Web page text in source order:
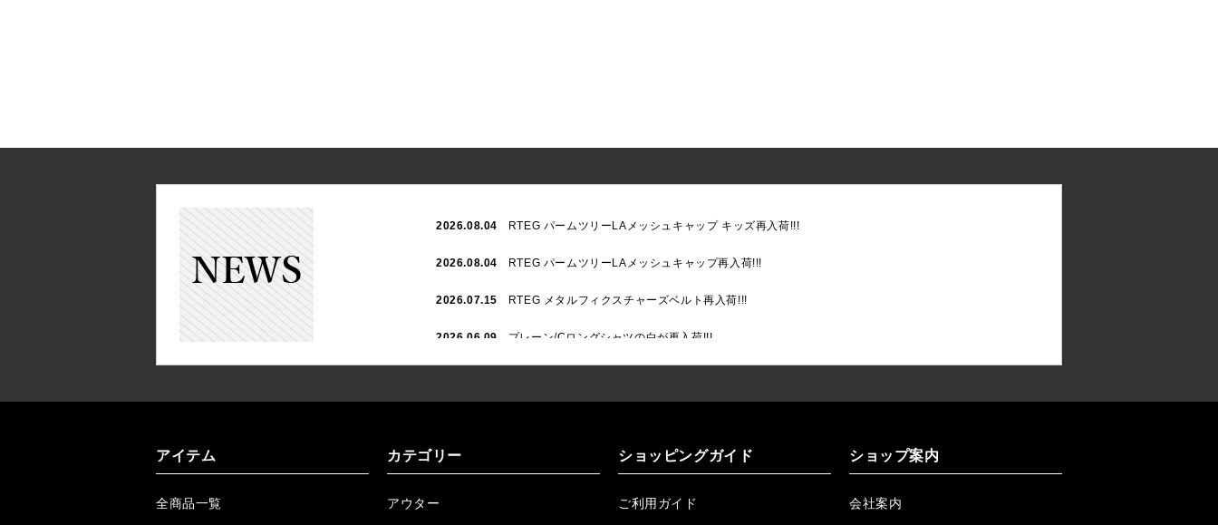
2026.08.04 RTEG パームツリーLAメッシュキャップ キッズ再入荷!!!
2026.08.04 RTEG パームツリーLAメッシュキャップ再入荷!!!
2026.07.15 RTEG メタルフィクスチャーズベルト再入荷!!!
2026.06.09 プレーン/Cロングシャツの白が再入荷!!!
2026.05.08 24/フリンジデニムロングパンツ再入荷!!!
アイテム
全商品一覧
カテゴリー
アウター
ショッピングガイド
ご利用ガイド
ショップ案内
会社案内